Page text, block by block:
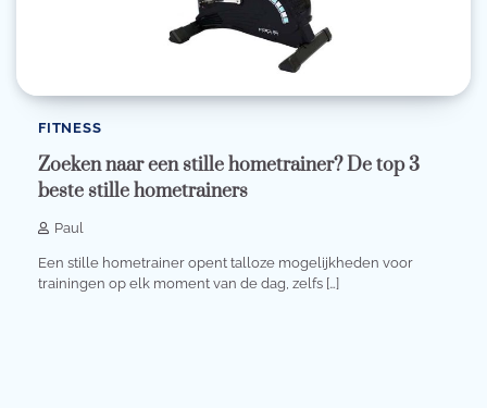
FITNESS
Zoeken naar een stille hometrainer? De top 3
beste stille hometrainers
Paul
Een stille hometrainer opent talloze mogelijkheden voor
trainingen op elk moment van de dag, zelfs […]